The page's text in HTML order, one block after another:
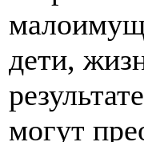
дети,
могут